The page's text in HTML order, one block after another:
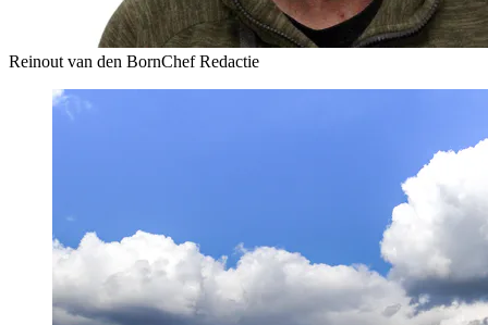
Reinout van den BornChef Redactie